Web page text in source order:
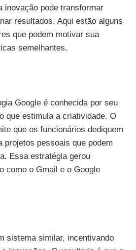
inovação pode transformar
resultados. Aqui estão alguns
que podem motivar sua
semelhantes.
Google é conhecida por seu
que estimula a criatividade. O
que os funcionários dediquem
projetos pessoais que podem
Essa estratégia gerou
como o Gmail e o Google
sistema similar, incentivando